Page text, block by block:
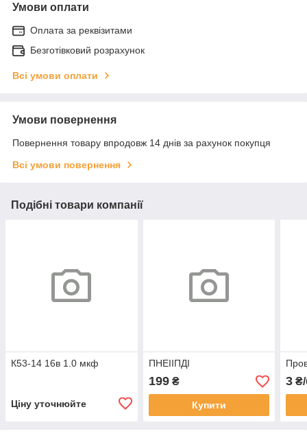
Умови оплати
Оплата за реквізитами
Безготівковий розрахунок
Всі умови оплати
Умови повернення
Повернення товару впродовж 14 днів за рахунок покупця
Всі умови повернення
Подібні товари компанії
К53-14 16в 1.0 мкф
Ціну уточнюйте
ПНЕIIПДІ
199₴
Купити
3 ₴/